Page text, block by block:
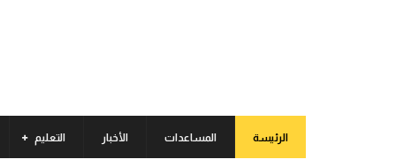
الرئيسة المساعدات الأخبار التعليم